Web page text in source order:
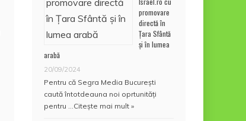
promovare
directă în
Țara Sfântă
și în lumea
arabă
20/09/2024
Pentru că Segra Media București
caută întotdeauna noi oprtunități
pentru … Citește mai mult »